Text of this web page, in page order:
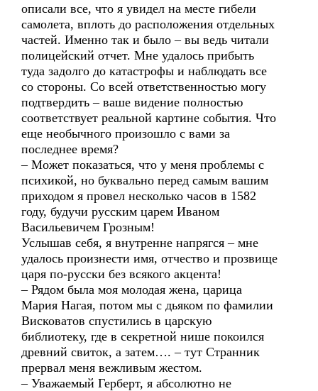
описали все, что я увидел на месте гибели
самолета, вплоть до расположения отдельных
частей. Именно так и было – вы ведь читали
полицейский отчет. Мне удалось прибыть
туда задолго до катастрофы и наблюдать все
со стороны. Со всей ответственностью могу
подтвердить – ваше видение полностью
соответствует реальной картине события. Что
еще необычного произошло с вами за
последнее время?
– Может показаться, что у меня проблемы с
психикой, но буквально перед самым вашим
приходом я провел несколько часов в 1582
году, будучи русским царем Иваном
Васильевичем Грозным!
Услышав себя, я внутренне напрягся – мне
удалось произнести имя, отчество и прозвище
царя по-русски без всякого акцента!
– Рядом была моя молодая жена, царица
Мария Нагая, потом мы с дьяком по фамилии
Висковатов спустились в царскую
библиотеку, где в секретной нише покоился
древний свиток, а затем…. – тут Странник
прервал меня вежливым жестом.
– Уважаемый Герберт, я абсолютно не